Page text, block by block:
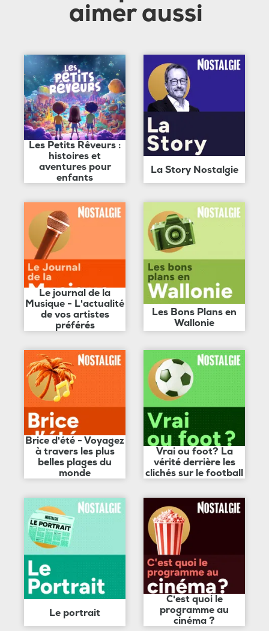
aimer aussi
Les Petits Rêveurs :
histoires et
aventures pour
enfants
La Story Nostalgie
Le journal de la
Musique - L'actualité
de vos artistes
préférés
Les Bons Plans en
Wallonie
Brice d'été - Voyagez
à travers les plus
belles plages du
monde
Vrai ou foot? La
vérité derrière les
clichés sur le football
Le portrait
C'est quoi le
programme au
cinéma ?